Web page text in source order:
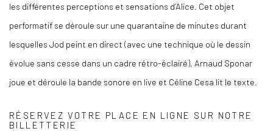
les différentes perceptions et sensations d’Alice. Cet objet
performatif se déroule sur une quarantaine de minutes durant
lesquelles Jod peint en direct (avec une technique où le dessin
évolue sans cesse dans un cadre rétro-éclairé), Arnaud Sponar
joue et déroule la bande sonore en live et Céline Cesa lit le texte.
RÉSERVEZ VOTRE PLACE EN LIGNE SUR NOTRE
BILLETTERIE